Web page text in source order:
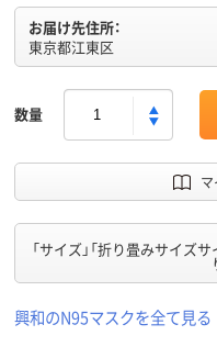
お届け先住所：
東京都江東区
数量
「サイズ」「折り畳みサイズ
興和のN95マスクを全て見る